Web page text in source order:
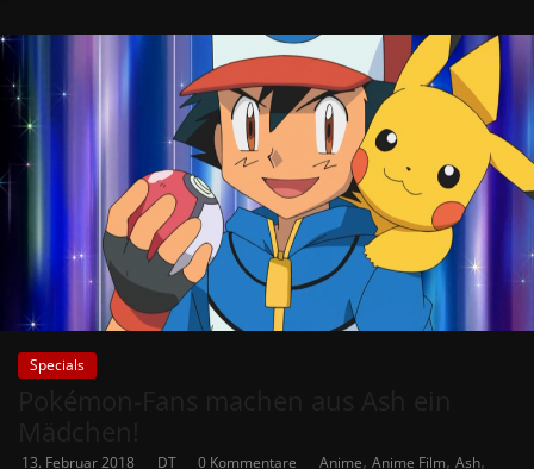
Specials
13. Februar 2018 DT 0 Kommentare Anime, Anime Film, Ash,